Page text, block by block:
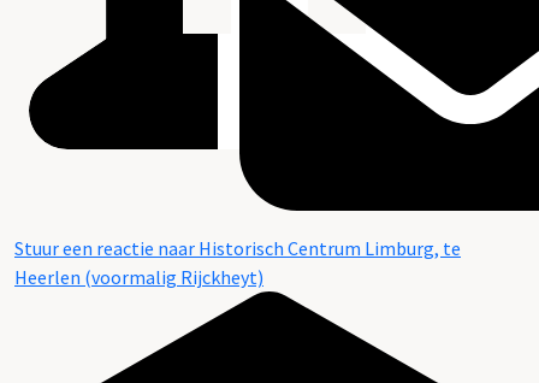
Stuur een reactie naar Historisch Centrum Limburg, te
Heerlen (voormalig Rijckheyt)